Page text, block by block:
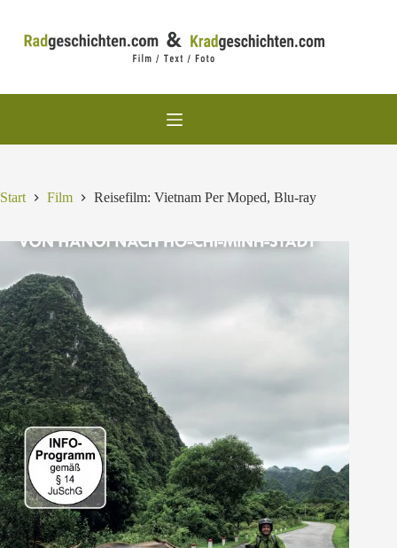
springen
Start Film Reisefilm: Vietnam Per Moped, Blu-ray